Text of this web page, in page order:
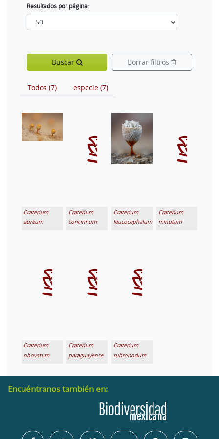
Resultados por página:
Buscar Borrar filtros
Todos (7) especie (7)
Craterium
aureum
Craterium
concinnum
Craterium
leucocephalum
Craterium
minutum
Craterium
obovatum
Craterium
paraguayense
Craterium
rubronodum
Encuéntranos también en: